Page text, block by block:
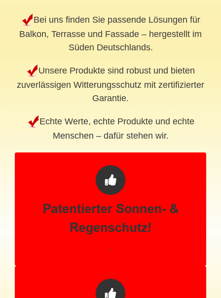
Bei uns finden Sie passende Lösungen für
Balkon, Terrasse und Fassade – hergestellt im
Süden Deutschlands.
Unsere Produkte sind robust und bieten
zuverlässigen Witterungsschutz mit zertifizierter
Garantie.
Echte Werte, echte Produkte und echte
Menschen – dafür stehen wir.